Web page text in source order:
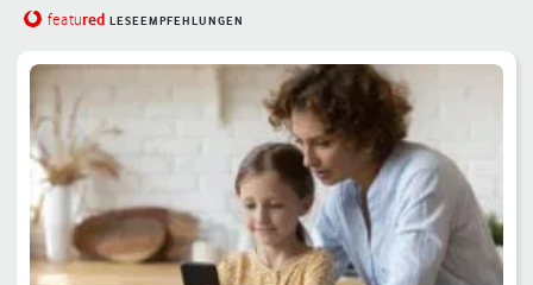
featured LESEEMPFEHLUNGEN